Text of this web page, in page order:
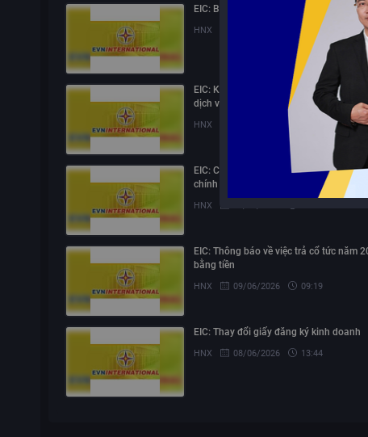
EIC: Báo cáo tài chính quý 2/2026
HNX 15:43
EIC: Ký kết và thực hiện các hợp đồng,
dịch với người có liên quan
HNX
EIC: Công bố ký hợp đồng kiểm toán tài
chính năm 2026
HNX
EIC: Thông báo về việc trả cổ tức năm
bằng tiền
HNX 09/06/2026 09:19
EIC: Thay đổi giấy đăng ký kinh doanh
HNX 08/06/2026 13:44